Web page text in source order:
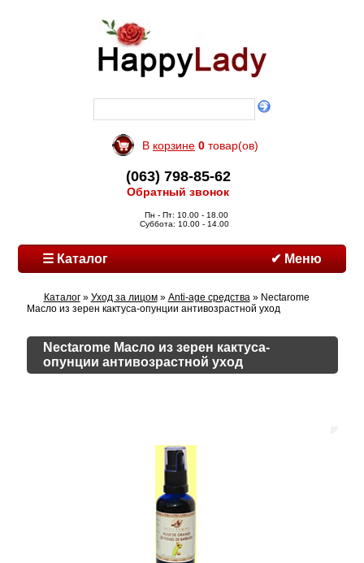
В корзине 0 товар(ов)
(063) 798-85-62
Обратный звонок
Пн - Пт: 10.00 - 18.00
Суббота: 10.00 - 14.00
☰ Каталог ✔ Меню
Каталог» Уход за лицом» Anti-age средства» Nectarome
Масло из зерен кактуса-опунции антивозрастной уход
Nectarome Масло из зерен кактуса-
опунции антивозрастной уход